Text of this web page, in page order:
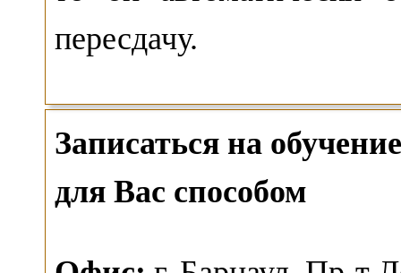
пересдачу.
Записаться на
для Вас способом